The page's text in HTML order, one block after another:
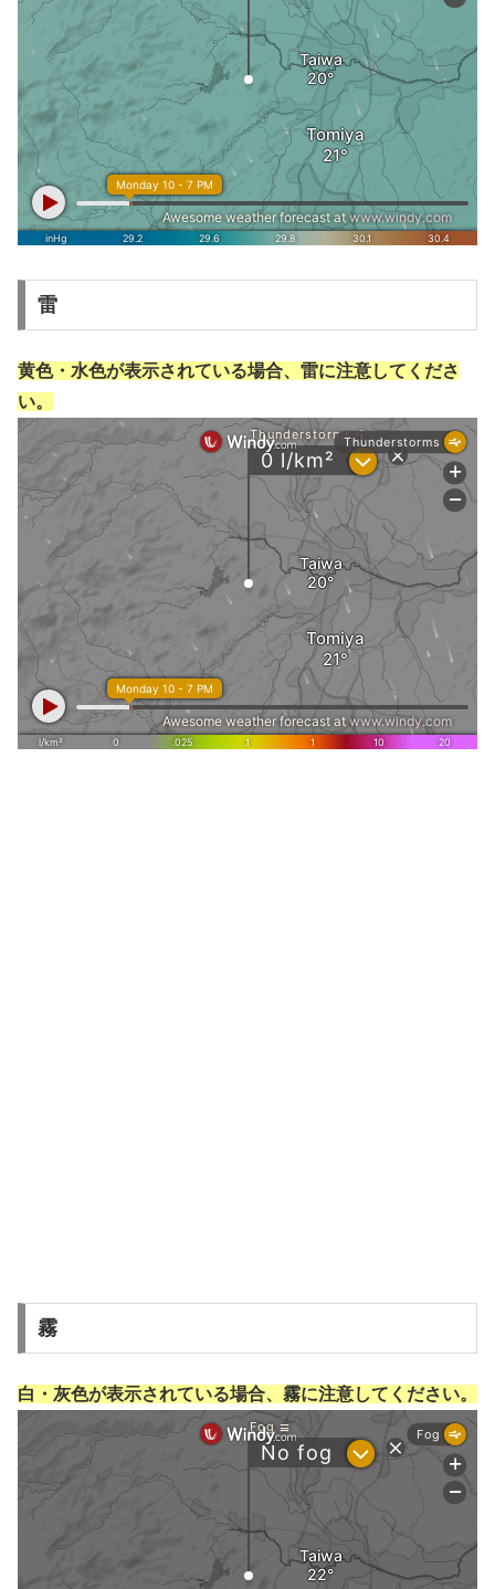
雷
黄色・水色が表示されている場合、雷に注意してくださ
い。
霧
白・灰色が表示されている場合、霧に注意してください。